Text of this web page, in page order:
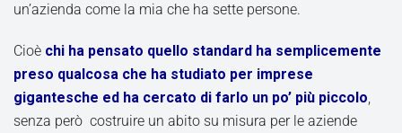
un’azienda come la mia che ha sette persone.
Cioè chi ha pensato quello standard ha semplicemente
preso qualcosa che ha studiato per imprese
gigantesche ed ha cercato di farlo un po’ più piccolo,
senza però costruire un abito su misura per le aziende